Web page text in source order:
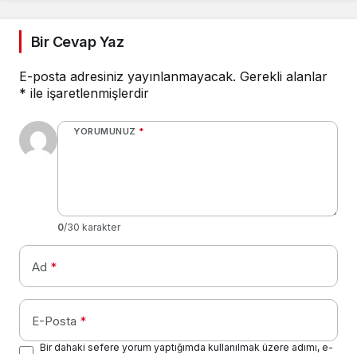
Bir Cevap Yaz
E-posta adresiniz yayınlanmayacak. Gerekli alanlar
* ile işaretlenmişlerdir
YORUMUNUZ *
0/30 karakter
Ad *
E-Posta *
Bir dahaki sefere yorum yaptığımda kullanılmak üzere adımı, e-